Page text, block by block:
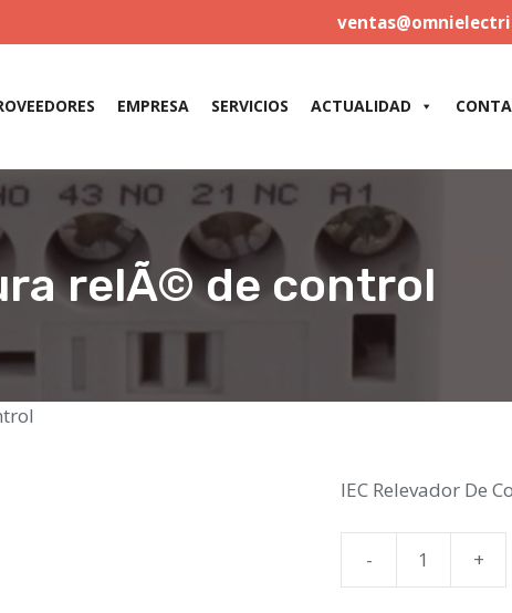
EMPRESA SERVICIOS ACTUALIDAD
relÃ© de control
IEC Relevador De
-
IEC
+